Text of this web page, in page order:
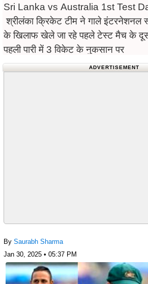
Sri Lanka vs Australia 1st Test
श्रीलंका क्रिकेट टीम ने गाले इंटरनेशनल
के खिलाफ खेले जा रहे पहले टेस्ट मैच के
पहली पारी में 3 विकेट के नुकसान पर
ADVERTISEMENT
By Saurabh Sharma
Jan 30, 2025 • 05:37 PM